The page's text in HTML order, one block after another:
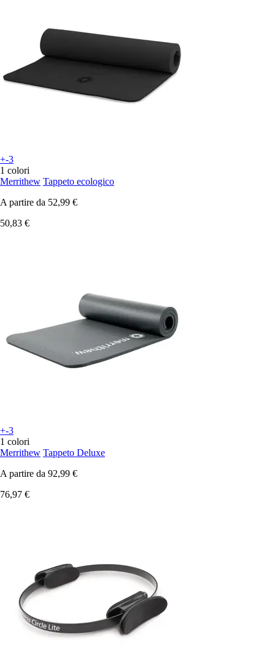
+-3
1 colori
Merrithew Tappeto ecologico
A partire da 52,99 €
50,83 €
+-3
1 colori
Merrithew Tappeto Deluxe
A partire da 92,99 €
76,97 €